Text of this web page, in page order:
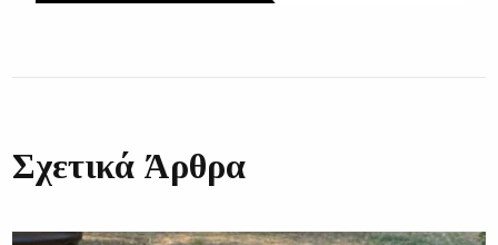
Σχετικά Άρθρα